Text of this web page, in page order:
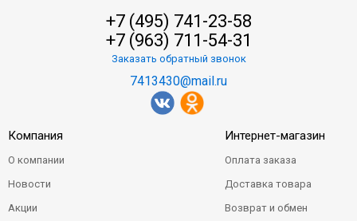
+7 (495) 741-23-58
+7 (963) 711-54-31
Заказать обратный звонок
7413430@mail.ru
Компания
О компании
Новости
Акции
Интернет-магазин
Оплата заказа
Доставка товара
Возврат и обмен